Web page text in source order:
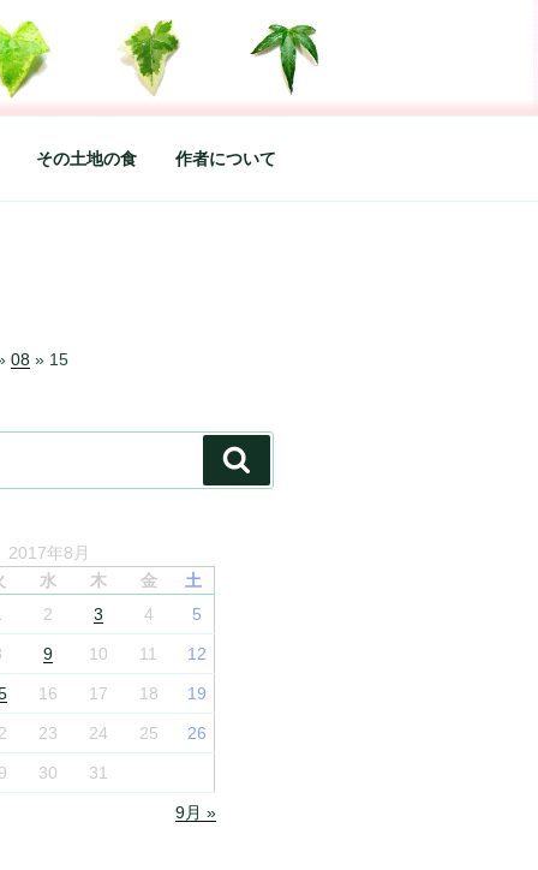
た松本あづさのDIARYです
その土地の食 作者について
08 »15
索
2017年8月
水 木 金
土
2 3 4 5
9 10 11 12
16 17 18 19
23 24 25 26
30 31
9月 »